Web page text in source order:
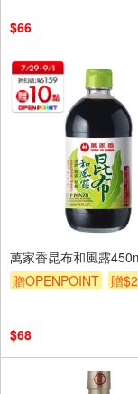
$66
萬家香昆布和風露
贈OPENPOINT
贈
$68